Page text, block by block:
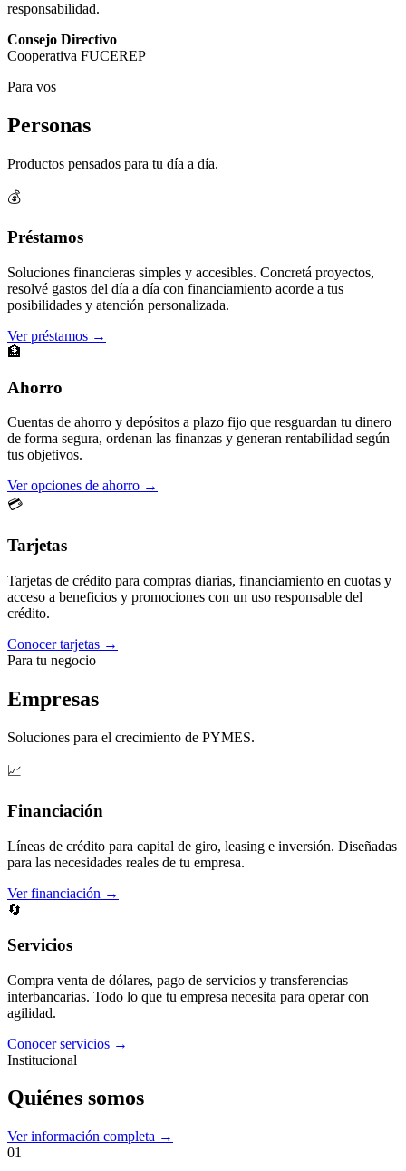
responsabilidad.
Consejo Directivo
Cooperativa FUCEREP
Para vos
Personas
Productos pensados para tu día a día.
💰
Préstamos
Soluciones financieras simples y accesibles. Concretá proyectos,
resolvé gastos del día a día con financiamiento acorde a tus
posibilidades y atención personalizada.
Ver préstamos →
🏦
Ahorro
Cuentas de ahorro y depósitos a plazo fijo que resguardan tu dinero
de forma segura, ordenan las finanzas y generan rentabilidad según
tus objetivos.
Ver opciones de ahorro →
💳
Tarjetas
Tarjetas de crédito para compras diarias, financiamiento en cuotas y
acceso a beneficios y promociones con un uso responsable del
crédito.
Conocer tarjetas →
Para tu negocio
Empresas
Soluciones para el crecimiento de PYMES.
📈
Financiación
Líneas de crédito para capital de giro, leasing e inversión. Diseñadas
para las necesidades reales de tu empresa.
Ver financiación →
🔄
Servicios
Compra venta de dólares, pago de servicios y transferencias
interbancarias. Todo lo que tu empresa necesita para operar con
agilidad.
Conocer servicios →
Institucional
Quiénes somos
Ver información completa →
01